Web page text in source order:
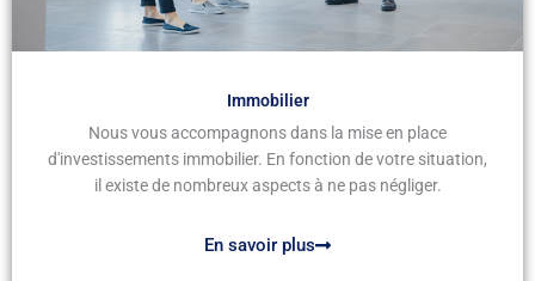
Immobilier
Nous vous accompagnons dans la mise en place
d'investissements immobilier. En fonction de votre situation,
il existe de nombreux aspects à ne pas négliger.
En savoir plus